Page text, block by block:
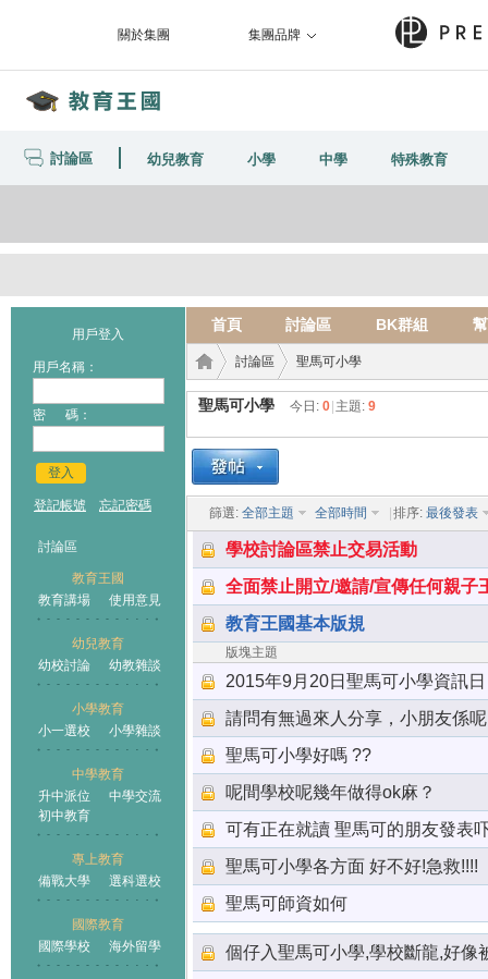
關於集團 集團品牌
討論區 幼兒教育 小學 中學 特殊教育
用戶登入
用戶名稱：
密 碼：
登入
登記帳號 忘記密碼
討論區
教育王國
教育講場
使用意見
幼兒教育
幼校討論
幼教雜談
小學教育
小一選校
小學雜談
中學教育
升中派位
中學交流
初中教育
專上教育
備戰大學
選科選校
國際教育
國際學校
海外留學
首頁 討論區 BK群組
教育
王國
›
討論區
›
聖馬可小學
聖馬可小學 今日: 0 主題: 9
篩選: 全部主題 全部時間 排序: 最後發表
學校討論區禁止交易活動
全面禁止開立/邀請/宣傳任何親子
教育王國基本版規
版塊主題
2015年9月20日聖馬可小學資訊日
請問有無過來人分享，小朋友係
聖馬可小學好嗎 ??
呢間學校呢幾年做得ok麻？
可有正在就讀 聖馬可的朋友發表
聖馬可小學各方面 好不好!急救!!!!
聖馬可師資如何
個仔入聖馬可小學,學校斷龍,好像